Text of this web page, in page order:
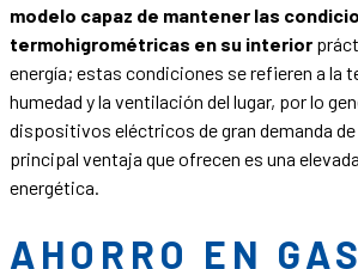
modelo capaz de mantener las
termohigrométricas en su interior
energía; estas condiciones se refieren a la
humedad y la ventilación del lugar, por lo
dispositivos eléctricos de gran demanda de
principal ventaja que ofrecen es una
energética.
AHORRO EN